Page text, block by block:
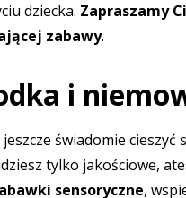
dziecka. Zapraszamy
zabawy.
i
świadomie
tylko jakościowe,
sensoryczne,